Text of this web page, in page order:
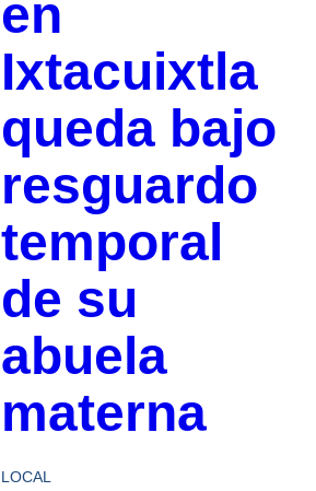
en
Ixtacuixtla
queda bajo
resguardo
temporal
de su
abuela
materna
LOCAL